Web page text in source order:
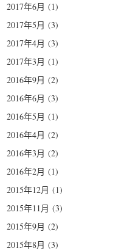
2017年6月 (1)
2017年5月 (3)
2017年4月 (3)
2017年3月 (1)
2016年9月 (2)
2016年6月 (3)
2016年5月 (1)
2016年4月 (2)
2016年3月 (2)
2016年2月 (1)
2015年12月 (1)
2015年11月 (3)
2015年9月 (2)
2015年8月 (3)